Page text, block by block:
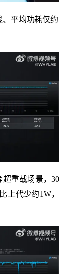
、平均功耗仅约
超重载场景，30
上代少约1W，